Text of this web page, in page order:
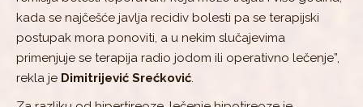
kada se najčešće javlja recidiv bolesti pa se terapijski
postupak mora ponoviti, a u nekim slučajevima
primenjuje se terapija radio jodom ili operativno lečenje”,
rekla je Dimitrijević Srećković.